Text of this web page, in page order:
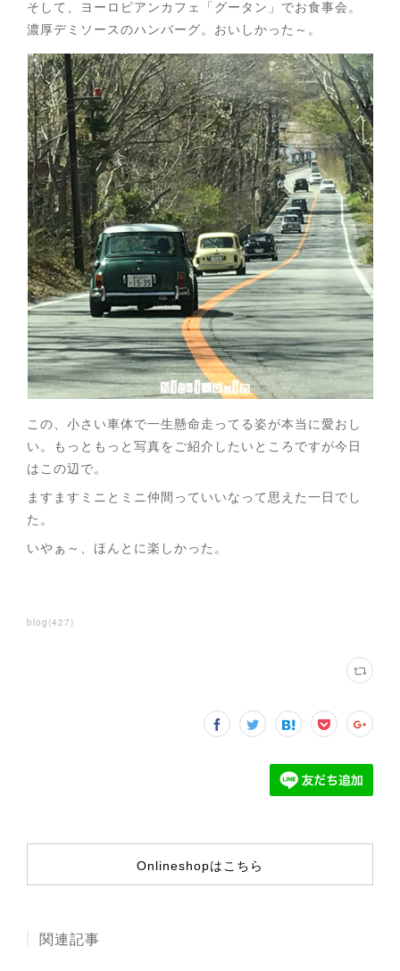
そして、ヨーロピアンカフェ「グータン」でお食事会。
濃厚デミソースのハンバーグ。おいしかった～。
この、小さい車体で一生懸命走ってる姿が本当に愛おし
い。もっともっと写真をご紹介したいところですが今日
はこの辺で。
ますますミニとミニ仲間っていいなって思えた一日でし
た。
いやぁ～、ほんとに楽しかった。
blog (427)
Onlineshopはこちら
関連記事